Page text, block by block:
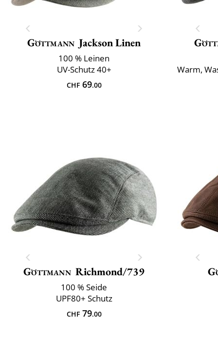
Göttmann Jackson Linen
100 % Leinen
UV-Schutz 40+
CHF69.00
Warm,
Göttmann Richmond/739
100 % Seide
UPF80+ Schutz
CHF79.00